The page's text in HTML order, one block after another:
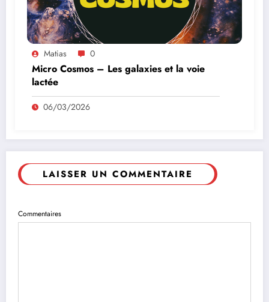
Matias 0
Micro Cosmos – Les galaxies et la voie
lactée
06/03/2026
LAISSER UN COMMENTAIRE
Commentaires